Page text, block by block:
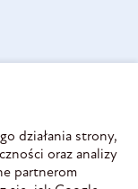
działania strony,
oraz analizy
partnerom